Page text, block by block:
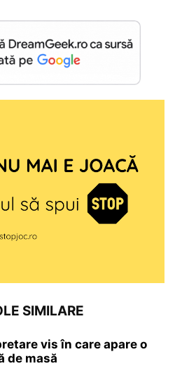
SIMILARE
vis în care apare o
de masă